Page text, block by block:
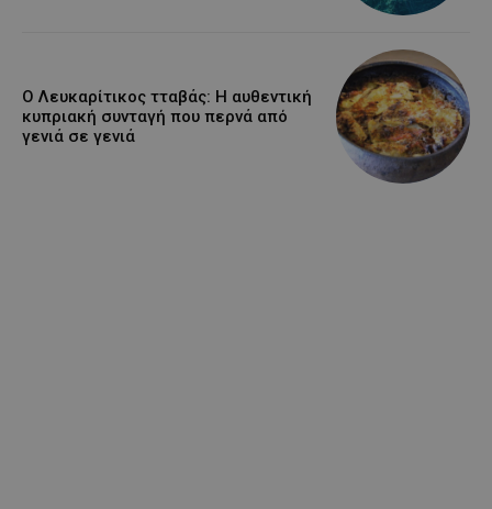
Ο Λευκαρίτικος τταβάς: Η αυθεντική
κυπριακή συνταγή που περνά από
γενιά σε γενιά